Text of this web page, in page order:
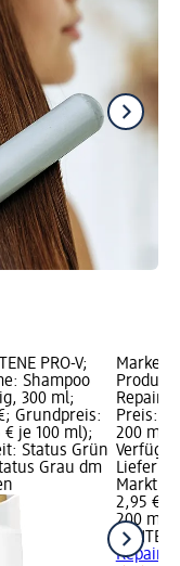
PRO-V;
Shampoo
300 ml;
Grundpreis:
€ je 100 ml);
Status Grün
Grau dm
Marke:
Repair
Preis:
200 ml
Markt
2,95 €
200 ml
Repair